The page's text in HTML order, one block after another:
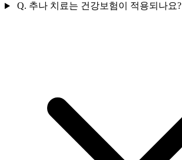
Q. 추나 치료는 건강보험이 적용되나요?